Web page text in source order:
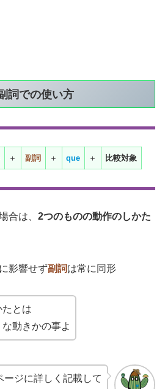
詞での使い方
＋ 副詞 ＋ que ＋ 比較対象
合は、 2つのものの動作のしかた
影響せず副詞は常に同形
とは
動きかの事よ
ージに詳しく記載して